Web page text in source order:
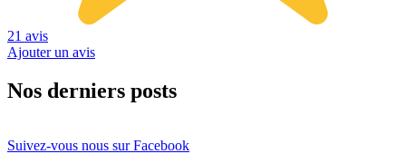
21 avis
Ajouter un avis
Nos derniers posts
Suivez-vous nous sur Facebook